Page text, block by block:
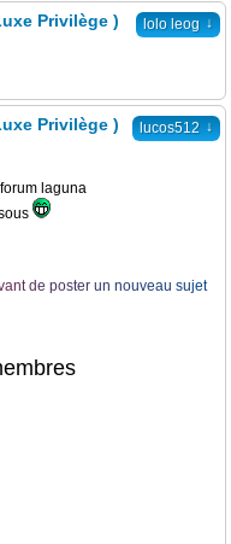
lolo leog ↓
Privilège )
lucos512 ↓
Privilège )
laguna
ant de poster un nouveau sujet